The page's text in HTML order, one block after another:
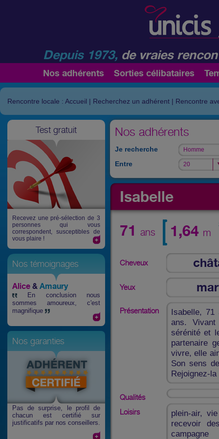
Depuis 1973, de vraies
Nos adhérents Sorties célibataires
Rencontre locale : Accueil | Recherchez un adhérent | Rencontre
Test gratuit
Recevez une pré-sélection de 3
personnes qui vous
correspondent, susceptibles de
vous plaire !
Nos témoignages
Alice & Amaury
En conclusion nous
sommes amoureux, c'est
magnifique
Nos garanties
Pas de surprise, le profil de
chacun est certifié sur
justificatifs par nos conseillers.
Nos adhérents
Je recherche Homme
Homme
Entre 20
20
Isabelle
71 ans 1,64 m
Cheveux
Yeux
Présentation
Isabelle, 71
ans. Vivant
sérénité et
partenaire
vivre, elle
Son sens
Rejoignez-
Qualités
Loisirs
plein-air,
recevoir
campagne